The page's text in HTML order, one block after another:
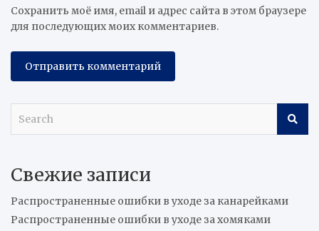
Сохранить моё имя, email и адрес сайта в этом браузере
для последующих моих комментариев.
c
Свежие записи
Распространенные ошибки в уходе за канарейками
Распространенные ошибки в уходе за хомяками